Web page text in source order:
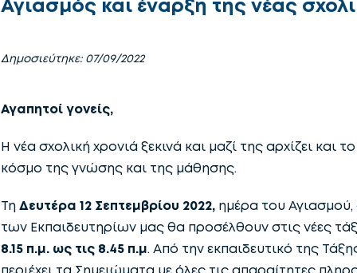
Δημοσιεύτηκε: 07/09/2022
Αγαπητοί γονείς,
Η νέα σχολική χρονιά ξεκινά και μαζί της αρχίζει και
κόσμο της γνώσης και της μάθησης.
Τη Δευτέρα 12 Σεπτεμβρίου 2022, ημέρα του Αγιασμού,
των Εκπαιδευτηρίων μας θα προσέλθουν στις νέες
8.15 π.μ. ως τις 8.45 π.μ. Από την εκπαιδευτικό της